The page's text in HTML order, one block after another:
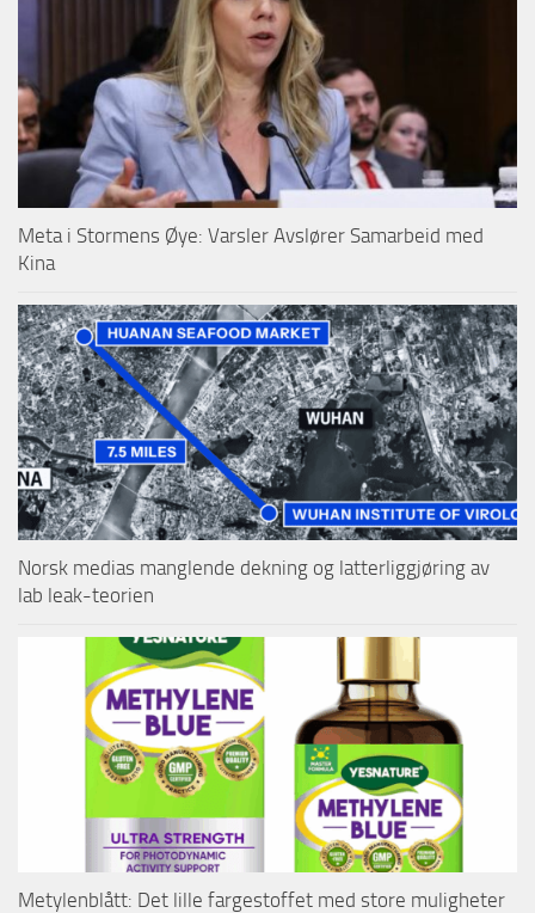
Meta i Stormens Øye: Varsler Avslører Samarbeid med
Kina
Norsk medias manglende dekning og latterliggjøring av
lab leak-teorien
Metylenblått: Det lille fargestoffet med store muligheter